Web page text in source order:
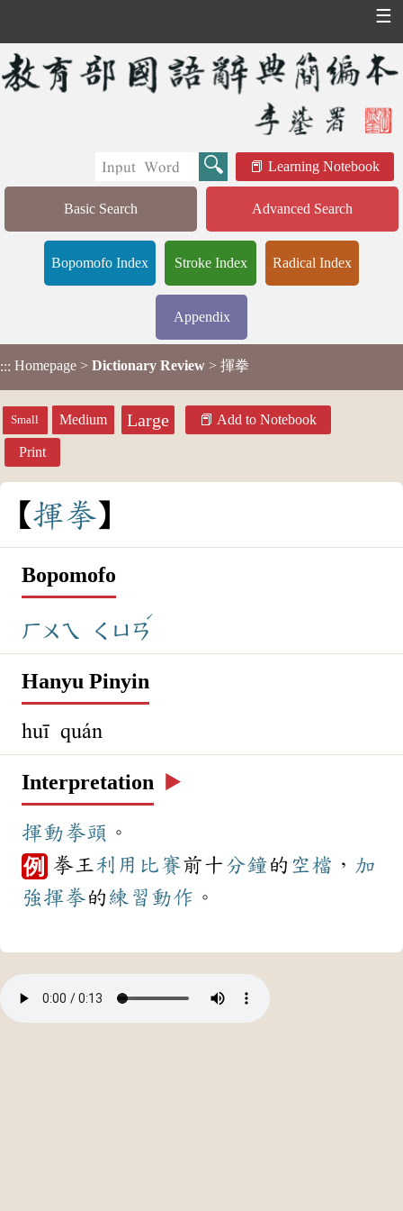
☰
Learning Notebook
Basic Search Advanced Search
Bopomofo Index Stroke Index Radical Index
Appendix
::: Homepage > Dictionary Review > 揮拳
Small Medium Large Add to Notebook
Print
揮拳
Bopomofo
ㄏㄨㄟ ㄑㄩㄢ
ˊ
Hanyu Pinyin
huī quán
Interpretation ▶️
揮動拳頭 。
例 拳王利用 比賽前十分鐘的 空檔 ， 加
強揮拳的練習 動作 。